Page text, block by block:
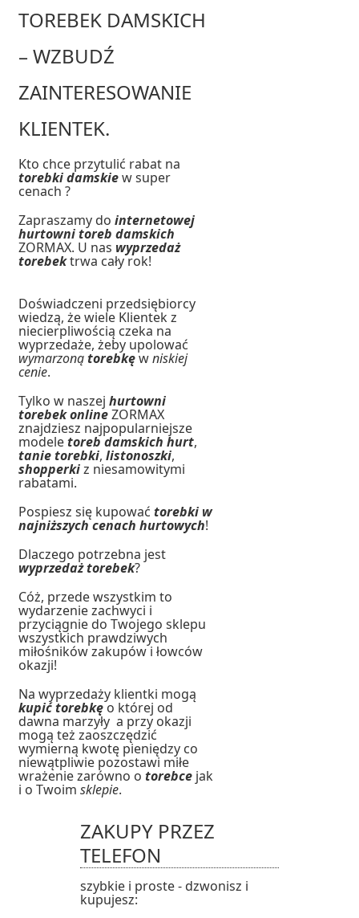
TOREBEK DAMSKICH
– WZBUDŹ
ZAINTERESOWANIE
KLIENTEK.
Kto chce przytulić rabat na
torebki damskiew super
cenach ?
Zapraszamy dointernetowej
hurtowni toreb damskich
ZORMAX. U nas wyprzedaż
torebektrwa cały rok!
Doświadczeni przedsiębiorcy
wiedzą, że wiele Klientek z
niecierpliwością czeka na
wyprzedaże, żeby upolować
wymarzonątorebkęwniskiej
cenie.
Tylko w naszejhurtowni
torebek onlineZORMAX
znajdziesz najpopularniejsze
modeletoreb damskich hurt,
tanie torebki,listonoszki,
shopperkiz niesamowitymi
rabatami.
Pospiesz się kupowaćtorebki w
najniższych cenach hurtowych!
Dlaczego potrzebna jest
wyprzedaż torebek?
Cóż, przede wszystkim to
wydarzenie zachwyci i
przyciągnie do Twojego sklepu
wszystkich prawdziwych
miłośników zakupów i łowców
okazji!
Na wyprzedaży klientki mogą
kupić torebkęo której od
dawna marzyły a przy okazji
mogą też zaoszczędzić
wymierną kwotę pieniędzy co
niewątpliwie pozostawi miłe
wrażenie zarówno otorebce jak
i o Twoimsklepie.
ZAKUPY PRZEZ
TELEFON
szybkie i proste - dzwonisz i
kupujesz: